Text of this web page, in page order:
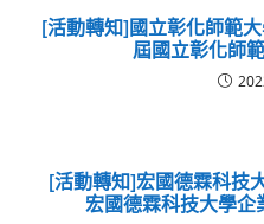
[活動轉知]國立彰化師範
屆國立彰化師
[活動轉知]宏國德霖科技
宏國德霖科技大學企